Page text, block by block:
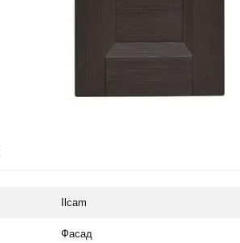
Ilcam
Фасад